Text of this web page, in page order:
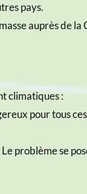
pays.
auprès de la
climatiques :
pour tous
problème se